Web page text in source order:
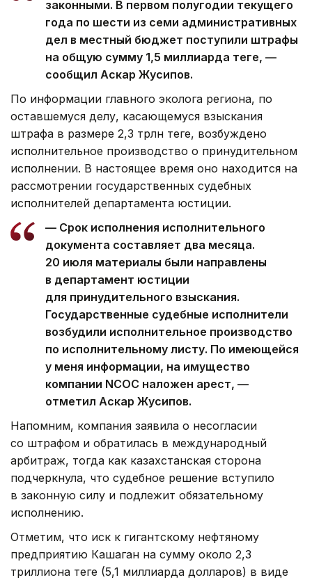
законными. В первом полугодии текущего
года по шести из семи административных
дел в местный бюджет поступили штрафы
на общую сумму 1,5 миллиарда теңге, —
сообщил Аскар Жусипов.
По информации главного эколога региона, по
оставшемуся делу, касающемуся взыскания
штрафа в размере 2,3 трлн теңге, возбуждено
исполнительное производство о принудительном
исполнении. В настоящее время оно находится на
рассмотрении государственных судебных
исполнителей департамента юстиции.
— Срок исполнения исполнительного
документа составляет два месяца.
20 июля материалы были направлены
в департамент юстиции
для принудительного взыскания.
Государственные судебные исполнители
возбудили исполнительное производство
по исполнительному листу. По имеющейся
у меня информации, на имущество
компании NCOC наложен арест, —
отметил Аскар Жусипов.
Напомним, компания заявила о несогласии
со штрафом и обратилась в международный
арбитраж, тогда как казахстанская сторона
подчеркнула, что судебное решение вступило
в законную силу и подлежит обязательному
исполнению.
Отметим, что иск к гигантскому нефтяному
предприятию Кашаган на сумму около 2,3
триллиона теңге (5,1 миллиарда долларов) в виде